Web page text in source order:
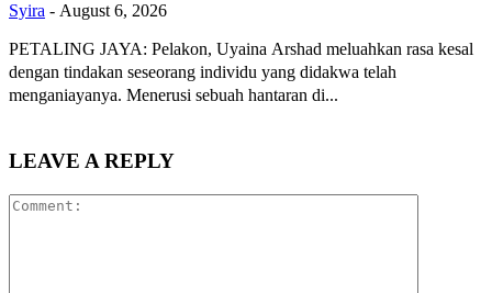
Syira - August 6, 2026
PETALING JAYA: Pelakon, Uyaina Arshad meluahkan rasa kesal
dengan tindakan seseorang individu yang didakwa telah
menganiayanya. Menerusi sebuah hantaran di...
LEAVE A REPLY